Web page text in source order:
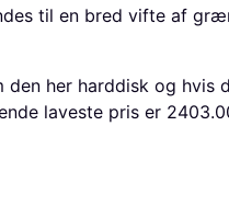
til en bred vifte af
her harddisk og hvis
laveste pris er